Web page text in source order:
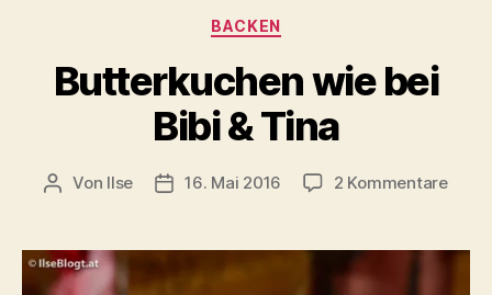
Kategorien
BACKEN
Butterkuchen wie bei
Bibi & Tina
Beitragsautor
Von Ilse Beitragsdatum
16. Mai 2016 2 Kommentarezu
bei